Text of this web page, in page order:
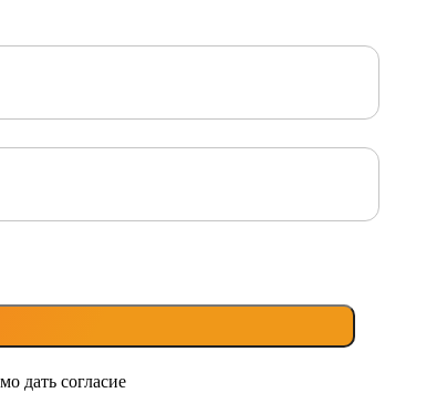
дать согласие